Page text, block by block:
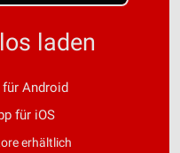
laden
Android
für iOS
erhältlich